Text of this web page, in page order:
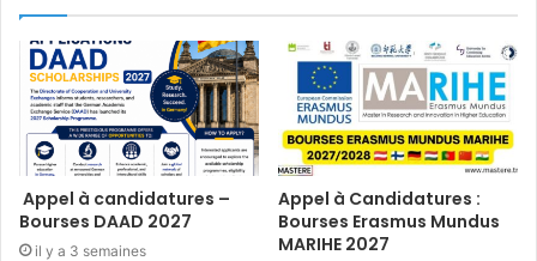
Appel à candidatures –
Bourses DAAD 2027
il y a 3 semaines
Appel à Candidatures :
Bourses Erasmus Mundus
MARIHE 2027